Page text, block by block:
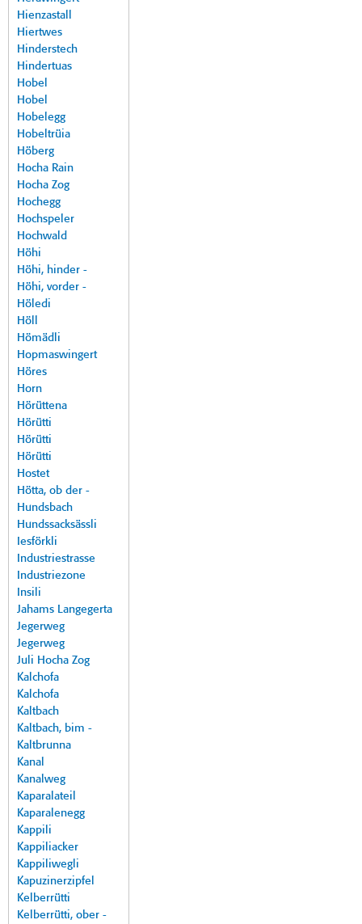
Hienzastall
Hiertwes
Hinderstech
Hindertuas
Hobel
Hobel
Hobelegg
Hobeltrüia
Höberg
Hocha Rain
Hocha Zog
Hochegg
Hochspeler
Hochwald
Höhi
Höhi, hinder -
Höhi, vorder -
Höledi
Höll
Hömädli
Hopmaswingert
Höres
Horn
Hörüttena
Hörütti
Hörütti
Hörütti
Hostet
Hötta, ob der -
Hundsbach
Hundssacksässli
Iesförkli
Industriestrasse
Industriezone
Insili
Jahams Langegerta
Jegerweg
Jegerweg
Juli Hocha Zog
Kalchofa
Kalchofa
Kaltbach
Kaltbach, bim -
Kaltbrunna
Kanal
Kanalweg
Kaparalateil
Kaparalenegg
Kappili
Kappiliacker
Kappiliwegli
Kapuzinerzipfel
Kelberrütti
Kelberrütti, ober -